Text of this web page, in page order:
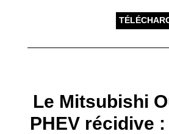
Le Mitsubishi
PHEV récidive